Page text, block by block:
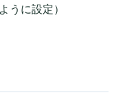
うに設定）